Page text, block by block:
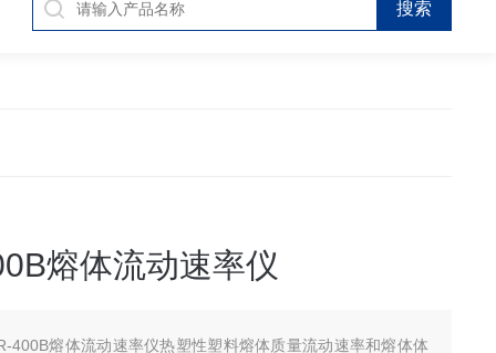
熔体流动速率仪
400B熔体流动速率仪热塑性塑料熔体质量流动速率和熔体体